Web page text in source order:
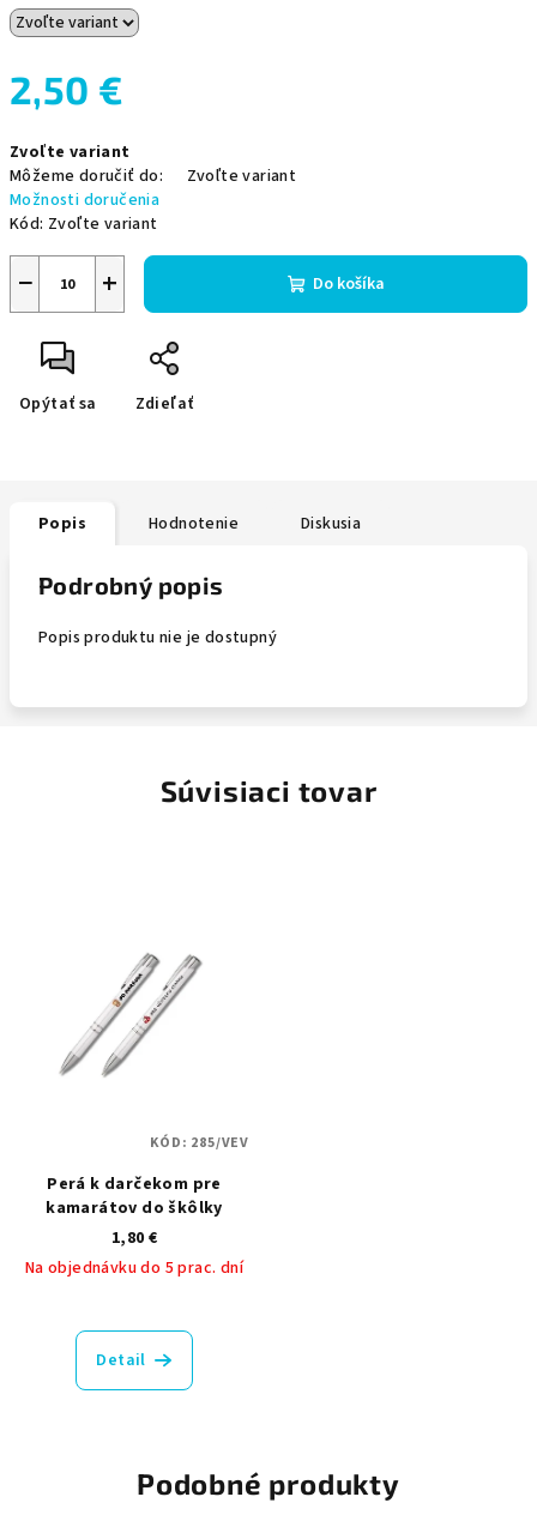
2,50 €
cena:
Zvoľte variant
Môžeme doručiť do:
Zvoľte variant
Možnosti doručenia
Kód: Zvoľte variant
+
− Do košíka
Opýtať sa Zdieľať
Popis Hodnotenie Diskusia
Podrobný popis
Popis produktu nie je dostupný
Súvisiaci tovar
Perá k darčekom pre
kamarátov do škôlky
1,80 €
Na objednávku do 5 prac. dní
Detail
KÓD: 285/VEV
Podobné produkty